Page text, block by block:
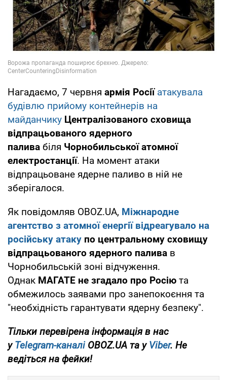
Нагадаємо, 7 червня армія Росії атакувала
будівлю прийому контейнерів на
майданчику Централізованого сховища
відпрацьованого ядерного
палива біля Чорнобильської атомної
електростанції. На момент атаки
відпрацьоване ядерне паливо в ній не
зберігалося.
Як повідомляв OBOZ.UA, Міжнародне
агентство з атомної енергії відреагувало на
російську атаку по центральному сховищу
відпрацьованого ядерного палива в
Чорнобильській зоні відчуження.
Однак МАГАТЕ не згадало про Росію та
обмежилось заявами про занепокоєння та
"необхідність гарантувати ядерну безпеку".
Тільки перевірена інформація в нас
уTelegram-каналіOBOZ.UA та уViber. Не
ведіться на фейки!